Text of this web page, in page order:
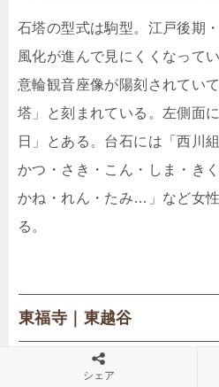
石塔の型式は駒型。江戸後期
風化が進んで見にくくなって
意輪観音座像が陽刻されてい
塔」と刻まれている。左側面
日」とある。台石には「西川
かつ・さき・こん・しま・き
かね・れん・たみ…」など女
る。
東福寺｜東越谷
シェア